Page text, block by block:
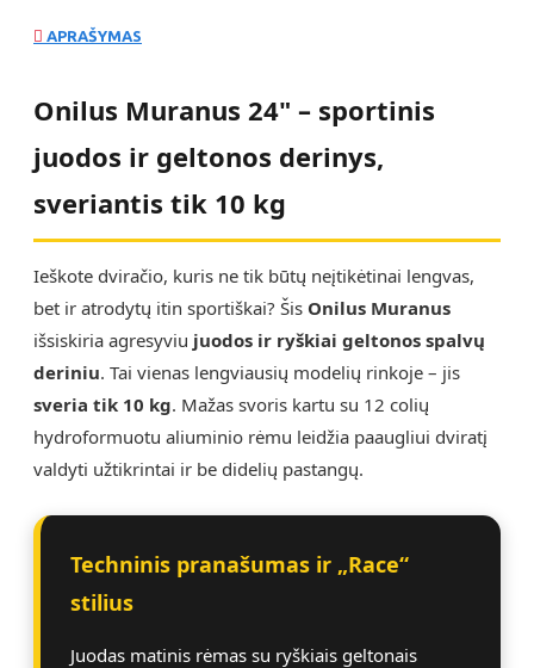
APRAŠYMAS
Onilus Muranus 24" – sportinis
juodos ir geltonos derinys,
sveriantis tik 10 kg
Ieškote dviračio, kuris ne tik būtų neįtikėtinai lengvas,
bet ir atrodytų itin sportiškai? Šis Onilus Muranus
išsiskiria agresyviu juodos ir ryškiai geltonos spalvų
deriniu. Tai vienas lengviausių modelių rinkoje – jis
sveria tik 10 kg. Mažas svoris kartu su 12 colių
hydroformuotu aliuminio rėmu leidžia paaugliui dviratį
valdyti užtikrintai ir be didelių pastangų.
Techninis pranašumas ir „Race“
stilius
Juodas matinis rėmas su ryškiais geltonais